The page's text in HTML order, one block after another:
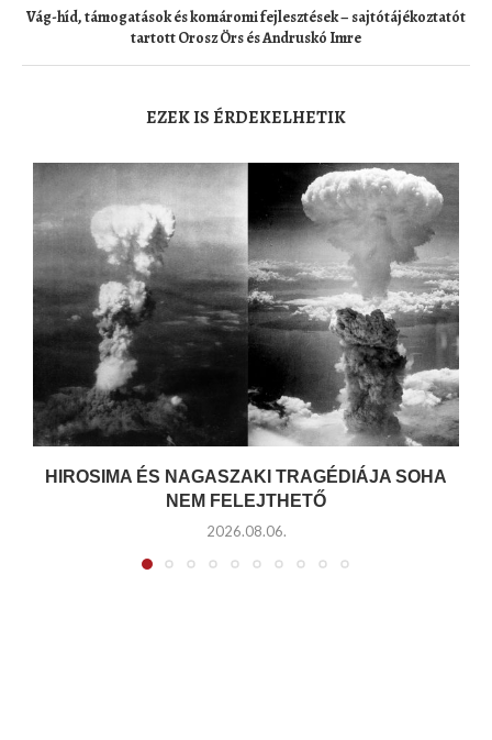
Vág-híd, támogatások és komáromi fejlesztések – sajtótájékoztatót
tartott Orosz Örs és Andruskó Imre
EZEK IS ÉRDEKELHETIK
HIROSIMA ÉS NAGASZAKI TRAGÉDIÁJA SOHA
NEM FELEJTHETŐ
2026.08.06.